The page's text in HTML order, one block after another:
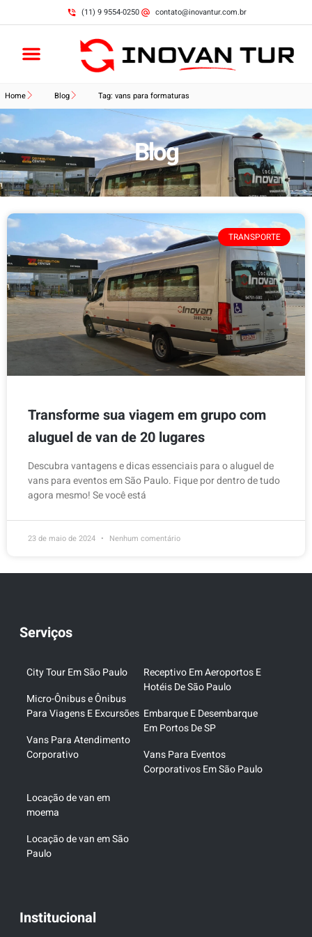
(11) 9 9554-0250 contato@inovantur.com.br
Home Blog Tag: vans para formaturas
Blog
TRANSPORTE
Transforme sua viagem em grupo com
aluguel de van de 20 lugares
Descubra vantagens e dicas essenciais para o aluguel de
vans para eventos em São Paulo. Fique por dentro de tudo
agora mesmo! Se você está
23 de maio de 2024 Nenhum comentário
Serviços
City Tour Em São Paulo
Micro-Ônibus e Ônibus
Para Viagens E Excursões
Vans Para Atendimento
Corporativo
Receptivo Em Aeroportos E
Hotéis De São Paulo
Embarque E Desembarque
Em Portos De SP
Vans Para Eventos
Corporativos Em São Paulo
Locação de van em
moema
Locação de van em São
Paulo
Institucional